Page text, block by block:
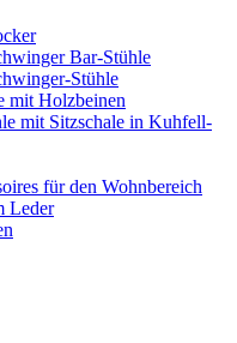
Bar-Stühle
Stühle
mit Holzbeinen
mit Sitzschale in Kuhfell-
für den Wohnbereich
Leder